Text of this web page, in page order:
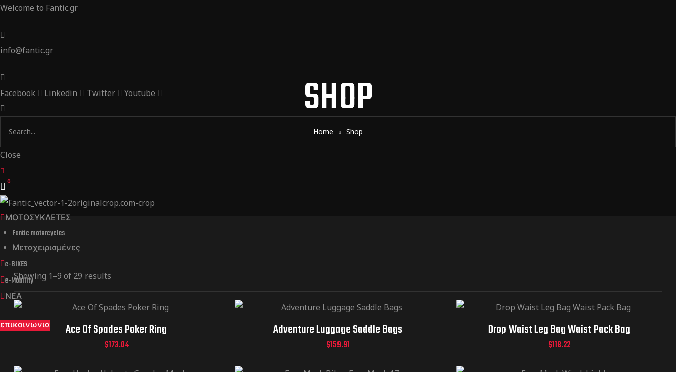
Welcome to Fantic.gr
info@fantic.gr
Facebook Linkedin Twitter Youtube
Close
0
ΜΟΤΟΣΥΚΛΕΤΕΣ
Fantic motorcycles
Μεταχειρισμένες
e-BIKES
e-Mobility
ΝΕΑ
επικοινωνια
SHOP
Home Shop
Showing 1–9 of 29 results
Ace Of Spades Poker Ring
$173.04
Adventure Luggage Saddle Bags
$159.91
Drop Waist Leg Bag Waist Pack Bag
$118.22